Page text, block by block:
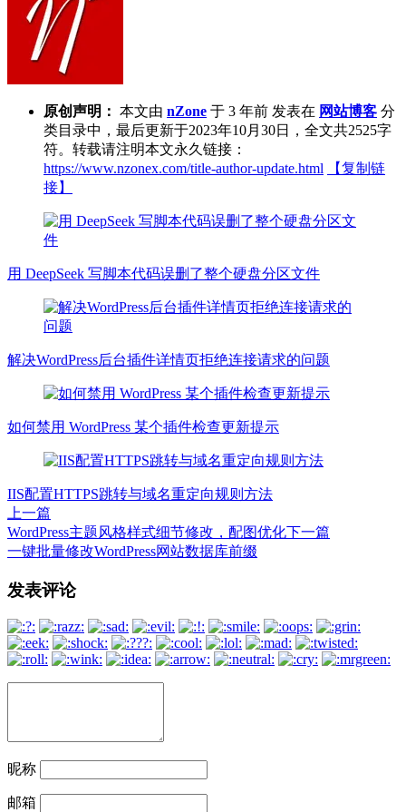
原创声明： 本文由 nZone 于 3 年前 发表在 网站博客 分
类目录中，最后更新于2023年10月30日，全文共2525字
符。转载请注明本文永久链接：
https://www.nzonex.com/title-author-update.html
【复制链
接】
用 DeepSeek 写脚本代码误删了整个硬盘分区文件
解决WordPress后台插件详情页拒绝连接请求的问题
如何禁用 WordPress 某个插件检查更新提示
IIS配置HTTPS跳转与域名重定向规则方法
上一篇
WordPress主题风格样式细节修改，配图优化下一篇
一键批量修改WordPress网站数据库前缀
章
导
航
发表评论
昵称
邮箱